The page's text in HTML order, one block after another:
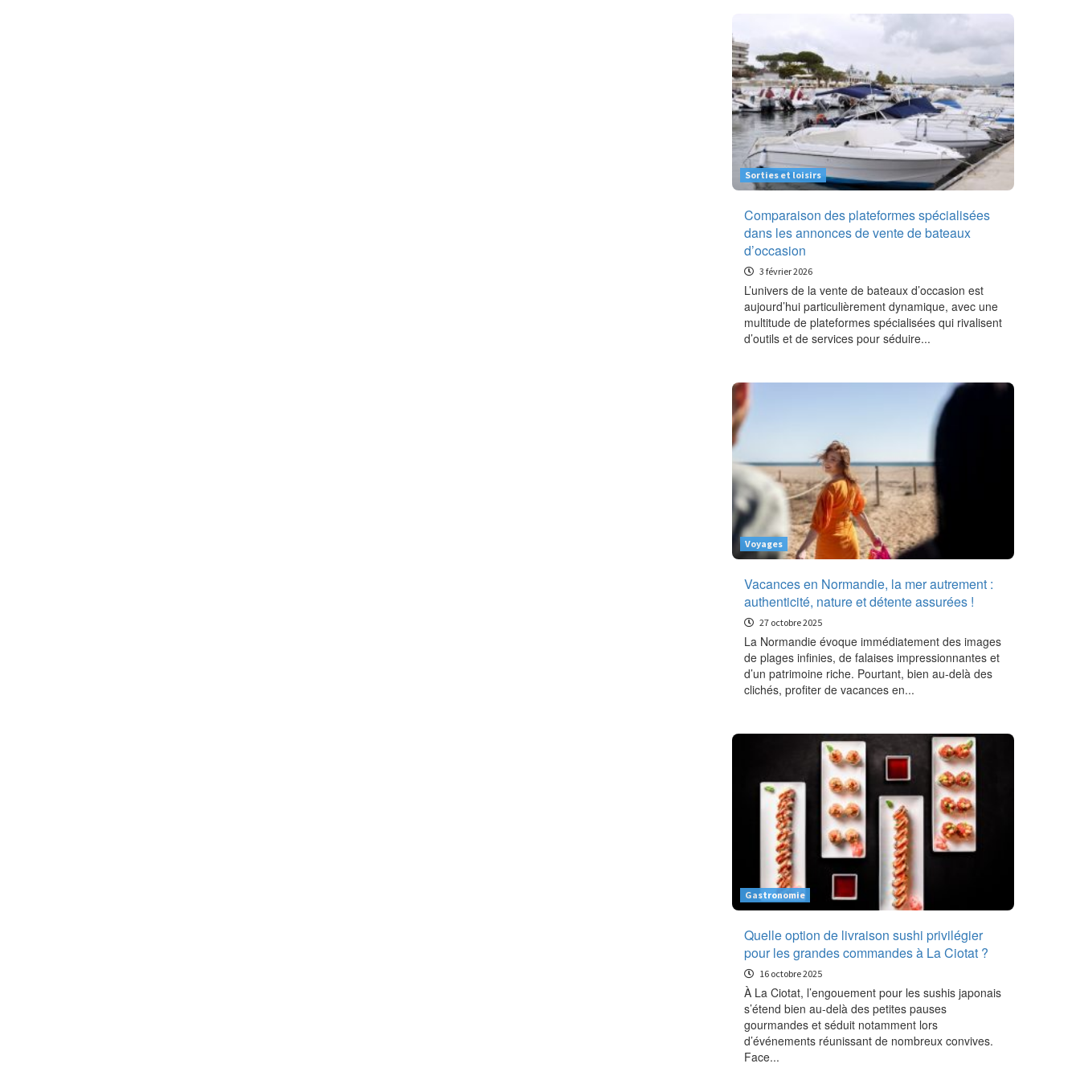
Sorties et loisirs
Comparaison des plateformes spécialisées
dans les annonces de vente de bateaux
d’occasion
3 février 2026
L’univers de la vente de bateaux d’occasion est
aujourd’hui particulièrement dynamique, avec une
multitude de plateformes spécialisées qui rivalisent
d’outils et de services pour séduire...
Voyages
Vacances en Normandie, la mer autrement :
authenticité, nature et détente assurées !
27 octobre 2025
La Normandie évoque immédiatement des images
de plages infinies, de falaises impressionnantes et
d’un patrimoine riche. Pourtant, bien au-delà des
clichés, profiter de vacances en...
Gastronomie
Quelle option de livraison sushi privilégier
pour les grandes commandes à La Ciotat ?
16 octobre 2025
À La Ciotat, l’engouement pour les sushis japonais
s’étend bien au-delà des petites pauses
gourmandes et séduit notamment lors
d’événements réunissant de nombreux convives.
Face...